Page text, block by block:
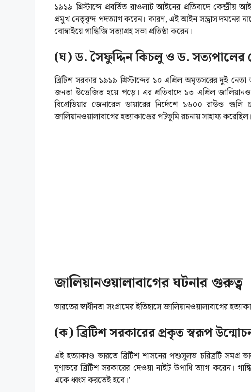
১৯১৯ খ্রিস্টাব্দে প্রবর্তিত রাওলাট আইনের প্রতিবাদে
প্রমুখ নেতৃবৃন্দ পদত্যাগ করেন। কারণ, এই আইন সন্ত্রাস দমনের
বোম্বাইয়ে গান্ধিজি সত্যাগ্রহ সভা প্রতিষ্ঠা করেন।
(ঘ) ড. সৈফুদ্দিন কিচলু ও ড. সত্যপালের
ব্রিটিশ সরকার ১৯১৯ খ্রিস্টাব্দের ১০ এপ্রিল অমৃতসরের দুই
জনতা উত্তেজিত হয়ে পড়ে। এর প্রতিবাদে ১৩ এপ্রিল
বিগ্রেডিয়ার জেনারেল ডায়ারের নির্দেশে ১৬০০ রাউন্ড
জালিয়ানওয়ালাবাগের হত্যাকাণ্ডের পটভূমি রচনায় সাহায্য করেছিল।
জালিয়ানওয়ালাবাগের ঘটনার গুরুত্ব
ভারতের স্বাধীনতা সংগ্রামের ইতিহাসে জালিয়ানওয়ালাবাগের
(ক) ব্রিটিশ সরকারের প্রকৃত স্বরূপ
এই হত্যাকাণ্ড ভারতে ব্রিটিশ শাসনের পশুসুলভ চরিত্রটি সমগ্র
ঘৃণাভরে ব্রিটিশ সরকারের দেওয়া নাইট উপাধি ত্যাগ করেন।
একে ধ্বংস করতেই হবে।’